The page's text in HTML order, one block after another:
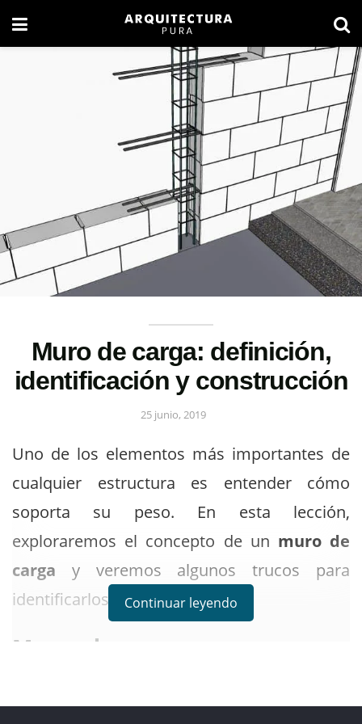
Muro de carga: definición,
identificación y construcción
25 junio, 2019
Uno de los elementos más importantes de
cualquier estructura es entender cómo
soporta su peso. En esta lección,
exploraremos el concepto de un muro de
carga y veremos algunos trucos para
identificarlos.
Muros de carga
Continuar leyendo